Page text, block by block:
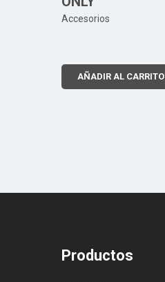
Accesorios
AÑADIR AL CARRITO
Productos